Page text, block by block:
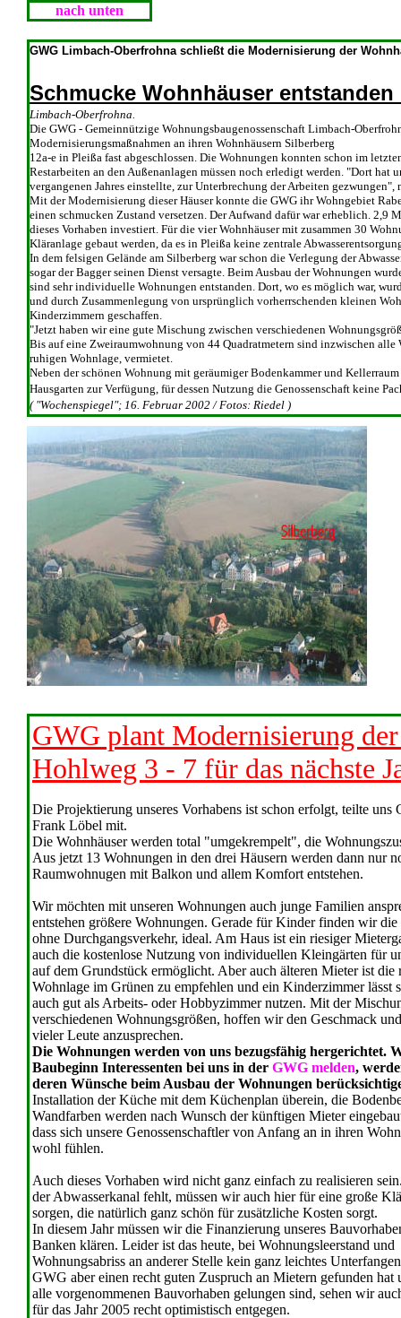
nach unten
GWG Limbach-Oberfrohna schließt die Modernisierung der
Schmucke Wohnhäuser
Limbach-Oberfrohna.
Die GWG - Gemeinnützige Wohnungsbaugenossenschaft Limbach-
Modernisierungsmaßnahmen an ihren Wohnhäusern Silberberg
12a-e in Pleißa fast abgeschlossen. Die Wohnungen konnten schon im
Restarbeiten an den Außenanlagen müssen noch erledigt werden. "Dort hat
vergangenen Jahres einstellte, zur Unterbrechung der Arbeiten
Mit der Modernisierung dieser Häuser konnte die GWG ihr Wohngebiet
einen schmucken Zustand versetzen. Der Aufwand dafür war erheblich. 2,9
dieses Vorhaben investiert. Für die vier Wohnhäuser mit zusammen 30
Kläranlage gebaut werden, da es in Pleißa keine zentrale
In dem felsigen Gelände am Silberberg war schon die Verlegung der
sogar der Bagger seinen Dienst versagte. Beim Ausbau der Wohnungen
sind sehr individuelle Wohnungen entstanden. Dort, wo es möglich war,
und durch Zusammenlegung von ursprünglich vorherrschenden kleinen
Kinderzimmern geschaffen.
"Jetzt haben wir eine gute Mischung zwischen verschiedenen
Bis auf eine Zweiraumwohnung von 44 Quadratmetern sind inzwischen alle
ruhigen Wohnlage, vermietet.
Neben der schönen Wohnung mit geräumiger Bodenkammer und
Hausgarten zur Verfügung, für dessen Nutzung die Genossenschaft keine
( "Wochenspiegel"; 16. Februar 2002 / Fotos: Riedel )
GWG plant Modernisierung
Hohlweg 3 - 7 für das nächste
Die Projektierung unseres Vorhabens ist schon erfolgt, teilte uns
Frank Löbel mit.
Die Wohnhäuser werden total "umgekrempelt", die
Aus jetzt 13 Wohnungen in den drei Häusern werden dann nur
Raumwohnugen mit Balkon und allem Komfort entstehen.
Wir möchten mit unseren Wohnungen auch junge Familien
entstehen größere Wohnungen. Gerade für Kinder finden wir
ohne Durchgangsverkehr, ideal. Am Haus ist ein riesiger
auch die kostenlose Nutzung von individuellen Kleingärten für
auf dem Grundstück ermöglicht. Aber auch älteren Mieter ist die
Wohnlage im Grünen zu empfehlen und ein Kinderzimmer lässt
auch gut als Arbeits- oder Hobbyzimmer nutzen. Mit der
verschiedenen Wohnungsgrößen, hoffen wir den Geschmack
vieler Leute anzusprechen.
Die Wohnungen werden von uns bezugsfähig hergerichtet.
Baubeginn Interessenten bei uns in der GWG melden,
deren Wünsche beim Ausbau der Wohnungen
Installation der Küche mit dem Küchenplan überein, die
Wandfarben werden nach Wunsch der künftigen Mieter
dass sich unsere Genossenschaftler von Anfang an in ihren
wohl fühlen.
Auch dieses Vorhaben wird nicht ganz einfach zu realisieren
der Abwasserkanal fehlt, müssen wir auch hier für eine große
sorgen, die natürlich ganz schön für zusätzliche Kosten sorgt.
In diesem Jahr müssen wir die Finanzierung unseres
Banken klären. Leider ist das heute, bei Wohnungsleerstand und
Wohnungsabriss an anderer Stelle kein ganz leichtes
GWG aber einen recht guten Zuspruch an Mietern gefunden hat
alle vorgenommenen Bauvorhaben gelungen sind, sehen wir
für das Jahr 2005 recht optimistisch entgegen.